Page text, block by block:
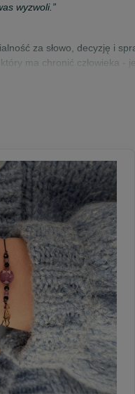
wyzwoli.”
za słowo, decyzję i
ma chronić człowieka -
racji i podejmowania
potrzebuje nie
i sędziów oraz
i sędziów –
religijna dla
o codziennym
znaczenie bez nadmiaru
odpowiedzialności i refleksji.
to cichy znak modlitwy
– znak szacunku i
sprawdzi się jako